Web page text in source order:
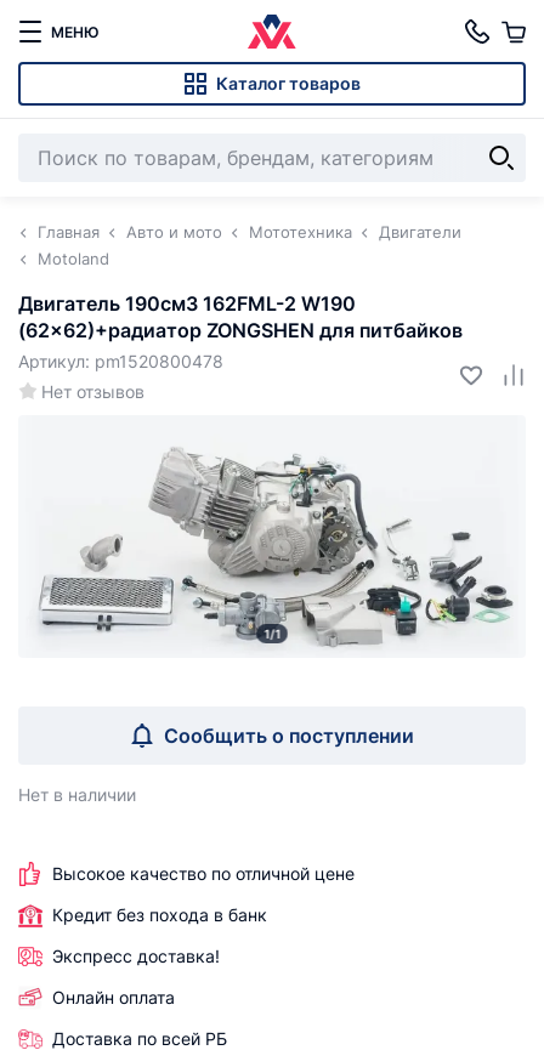
МЕНЮ
Каталог товаров
Главная Авто и мото Мототехника
Двигатели
Motoland
Двигатель 190см3 162FML-2 W190
(62x62)+радиатор ZONGSHEN для питбайков
Нет отзывов
Артикул: pm1520800478
1/1
Сообщить о поступлении
Нет в наличии
Высокое качество по отличной цене
Кредит без похода в банк
Экспресс доставка!
Онлайн оплата
Доставка по всей РБ